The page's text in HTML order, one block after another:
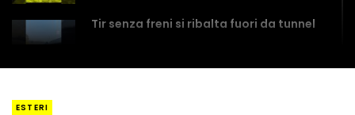
Tir senza freni si ribalta fuori da tunnel
ESTERI